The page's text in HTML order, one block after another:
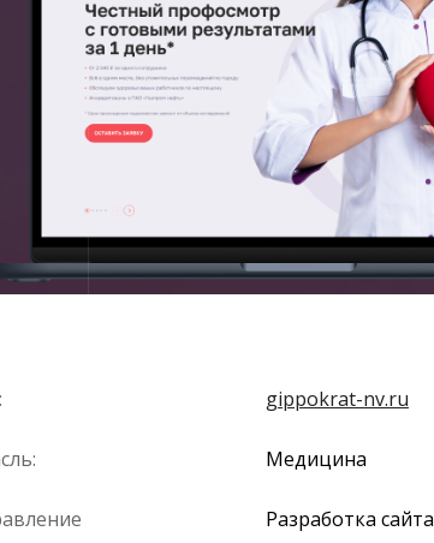
gippokrat-nv.ru
Медицина
Разработка сайта